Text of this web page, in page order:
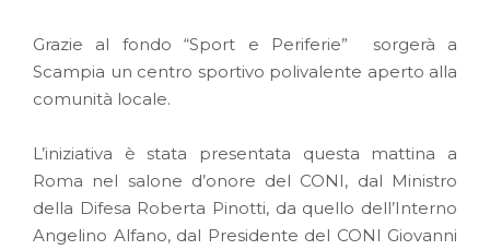
Grazie al fondo “Sport e Periferie” sorgerà a
Scampia un centro sportivo polivalente aperto alla
comunità locale.
L’iniziativa è stata presentata questa mattina a
Roma nel salone d’onore del CONI, dal Ministro
della Difesa Roberta Pinotti, da quello dell’Interno
Angelino Alfano, dal Presidente del CONI Giovanni